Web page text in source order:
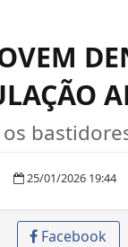
25/01/2026 19:44
Facebook